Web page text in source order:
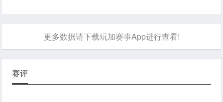
更多数据请下载玩加赛事App进行查看!
赛评